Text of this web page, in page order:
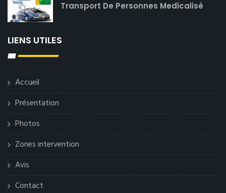
Transport De Personnes Medicalisé
LIENS UTILES
Accueil
Présentation
Photos
Zones intervention
Avis
Contact